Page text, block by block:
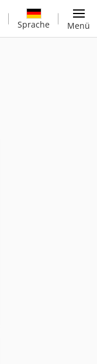
Sprache Menü